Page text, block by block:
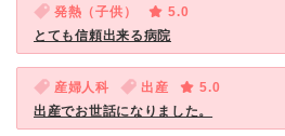
発熱（子供）
5.0
とても信頼出来る病院
産婦人科 出産
5.0
出産でお世話になりました。